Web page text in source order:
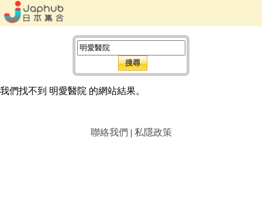
我們找不到 明愛醫院 的網站結果。
聯絡我們 | 私隱政策